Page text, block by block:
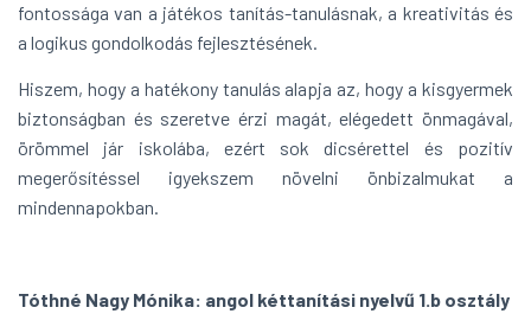
fontossága van a játékos tanítás-tanulásnak, a kreativitás és
a logikus gondolkodás fejlesztésének.
Hiszem, hogy a hatékony tanulás alapja az, hogy a kisgyermek
biztonságban és szeretve érzi magát, elégedett önmagával,
örömmel jár iskolába, ezért sok dicsérettel és pozitív
megerősítéssel igyekszem növelni önbizalmukat a
mindennapokban.
Tóthné Nagy Mónika: angol kéttanítási nyelvű 1.b osztály